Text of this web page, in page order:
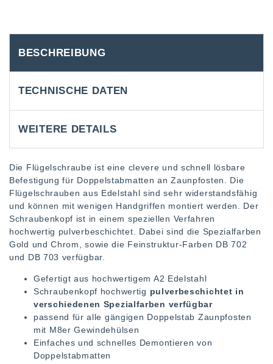
BESCHREIBUNG
TECHNISCHE DATEN
WEITERE DETAILS
Die Flügelschraube ist eine clevere und schnell lösbare
Befestigung für Doppelstabmatten an Zaunpfosten. Die
Flügelschrauben aus Edelstahl sind sehr widerstandsfähig
und können mit wenigen Handgriffen montiert werden. Der
Schraubenkopf ist in einem speziellen Verfahren
hochwertig pulverbeschichtet. Dabei sind die Spezialfarben
Gold und Chrom, sowie die Feinstruktur-Farben DB 702
und DB 703 verfügbar.
Gefertigt aus hochwertigem A2 Edelstahl
Schraubenkopf hochwertig pulverbeschichtet in
verschiedenen Spezialfarben verfügbar
passend für alle gängigen Doppelstab Zaunpfosten
mit M8er Gewindehülsen
Einfaches und schnelles Demontieren von
Doppelstabmatten